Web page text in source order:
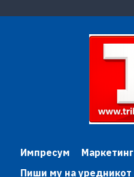
Импресум
Маркетинг
Пиши му на уредникот